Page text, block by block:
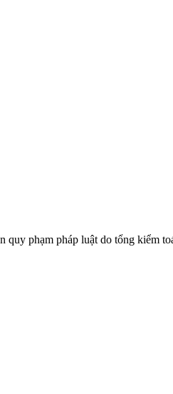
phạm pháp luật do tổng kiểm